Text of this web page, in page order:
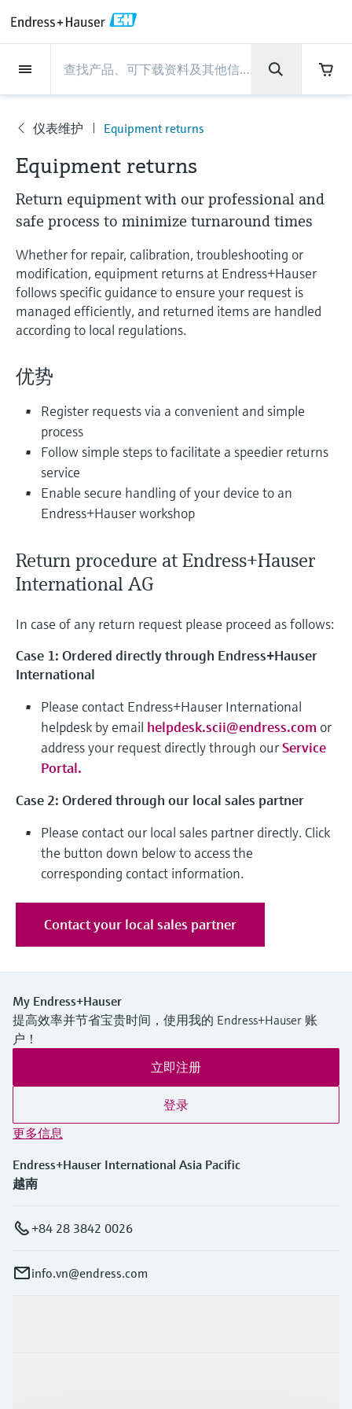
现场仪表
流量
物位测量
液体分析
温度测量
压力测量
系统产品
光学分析
Netilion IIoT
通过产品筛选，选择测量仪表
通过产品特性查找适当的测量设备、软件或
通过应用参数查找、选择并配置产品
Device Viewer
查找产品具体信息和文档
备件查找工具
您可通过产品型号、订单代码或序列号，轻
松查找所需备件。
流量
电磁流量计
科里奥利质量流量计
超声波流量计
涡街流量计
热式质量流量计
Differential pressure flow
选购全部
物位测量
雷达物位测量
Vibronic point level detection
导波雷达物位测量
超声波物位测量
电容物位测量
静压液位测量
Conductive level measurement
Float switch level measurement
放射线物位测量
阻旋料位开关
机电式物位测量
微波限位栅物位测量
Level measurement with pressure
选购全部
液体分析
pH电极和变送器
电导率传感器和变送器
浊度传感器和变送器
氯传感器和变送器
溶解氧传感器和变送器
实验室检测仪表和便携式pH计
全自动水质采样仪
TOC、COD和SAC分析仪
ORP电极和变送器
污泥界面传感器和变送器
金属分析仪
光度计
微波传输测量原理
Memosens数字技术
选购全部
温度测量
温度变送器
工业温度计
保护套管
高温型温度计
卫生型温度计
紧凑型温度计
温度开关
表面温度计
线缆式温度计
多点温度计
压力测量
绝压和表压测量
差压测量
选购全部
系统产品
数据管理仪&数据记录仪
过程测控仪
电源和安全栅
WirelessHART解决方案
网关和调制解调器
设备配置用平板电脑
能量管理仪和应用管理仪
浪涌保护器
选购全部
光学分析
TDLAS和QF分析仪
拉曼光谱分析仪
排放监测解决方案
颗粒测量设备
数字分析仪解决方案
过程气体分析仪
空气质量测量装置
烟雾探测器
视距测量仪
超高探测器
Netilion IIoT
Netilion Value
Netilion Health
Netilion Analytics
Netilion Library
Netilion Inventory
Netilion Connect
Netilion Device Viewer
Netilion Water
服务产品
Project and commissioning services
技术支持服务
仪表维护
仪表性能优化服务
View all
Project and commissioning
services
仪表调试服务
Industrial Project Management
技术支持服务
远程技术支持
远程资产监控
Process Instrumentation Courses
仪表维护
验证服务
现场仪表校准服务
预防性维护服务
Repair of measuring instruments
仪表性能优化服务
校准报告分析
优化校准间隔时间
动态现场仪表评价和分析服务
行业应用
食品与饮料
水务和环境：保护 —— 节约 —— 提高
石油与天然气：促进能源转型，实
生命科学：创新技术助推卓越运营
化工：深化合作，助推可持续成功
采矿、矿物加工及冶金：打造可持
续的未来
公用工程：可靠使用蒸汽
工业领域的可持续发展解决方案
数字化驱动流程工业转型升级
决策级过程透明度，赋能卓越运营
支持
快速获取服务支持！
技术支持中心 —— Endress+Hauser提供全方
位服务，与您相伴前行
下载区
搜索和下载技术手册, 宣传资料, 出版物, 软
学习
学习中心
学习中心 - 探索Endress+Hauser学习平台上
根据需要，从培训、研讨会、展会、峰会或
在线研讨会等各种活动中灵活选择。
公司
Endress+Hauser集团
生产中心
集团实力
客户案例
新闻与案例
活动和培训
您的Endress+Hauser职业生涯
Endress+Hauser集团
公司概况
Asia Pacific
财务业绩
集团管理层
发展历程
文化与价值观
可持续发展
关联公司
生产中心
物位和压力测量
Endress+Hauser流量
Endress+Hauser 液体分析
温度+系统产品
Endress+Hauser 数字解决方案
Endress+Hauser 光学分析
Endress+Hauser SICK
集团实力
过程安全性
网络安全性
过程自动化项目流程
My Endress+Hauser
建立电子采购流程，从容应对未来
需求
新闻与案例
新闻与案例总览
所有文章
新闻稿
事实速览
媒体活动
活动和培训
培训
研讨会
展览会
在线研讨会和回放
峰会
线下活动
查找市场活动及培训
您的Endress+Hauser职业生
涯
Explore open positions
在Endress+Hauser工作
更多工作机会
德国耶拿分析仪器公司的工作机会
IST创新传感器技术公司的工作机
Endress+Hauser SICK
务
产
品
仪表维护 Equipment returns
Equipment returns
Return equipment with our professional and
safe process to minimize turnaround times
Whether for repair, calibration, troubleshooting or
modification, equipment returns at Endress+Hauser
follows specific guidance to ensure your request is
managed efficiently, and returned items are handled
according to local regulations.
优势
Register requests via a convenient and simple
process
Follow simple steps to facilitate a speedier returns
service
Enable secure handling of your device to an
Endress+Hauser workshop
Return procedure at Endress+Hauser
International AG
In case of any return request please proceed as follows:
Case 1: Ordered directly through Endress+Hauser
International
Please contact Endress+Hauser International
helpdesk by email helpdesk.scii@endress.com or
address your request directly through ourService
Portal.
Case 2: Ordered through our local sales partner
Please contact our local sales partner directly. Click
the button down below to access the
corresponding contact information.
Contact your local sales partner
My Endress+Hauser
提高效率并节省宝贵时间，使用我的 Endress+Hauser 账
户！
立即注册
登录
更多信息
Endress+Hauser International Asia Pacific
越南
+84 28 3842 0026
info.vn@endress.com